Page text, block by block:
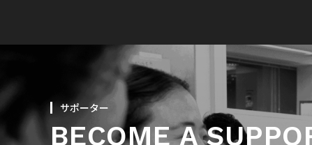
サポーター
BECOME A